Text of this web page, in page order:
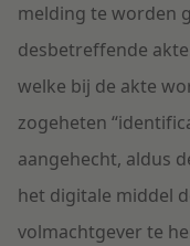
melding te worden
desbetreffende
welke bij de akte
zogeheten
aangehecht, aldus
het digitale middel
volmachtgever te